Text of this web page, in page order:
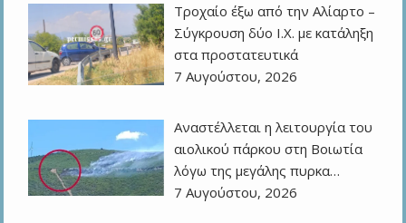
Τροχαίο έξω από την Αλίαρτο –
Σύγκρουση δύο Ι.Χ. με κατάληξη
στα προστατευτικά
7 Αυγούστου, 2026
Αναστέλλεται η λειτουργία του
αιολικού πάρκου στη Βοιωτία
λόγω της μεγάλης πυρκα…
7 Αυγούστου, 2026